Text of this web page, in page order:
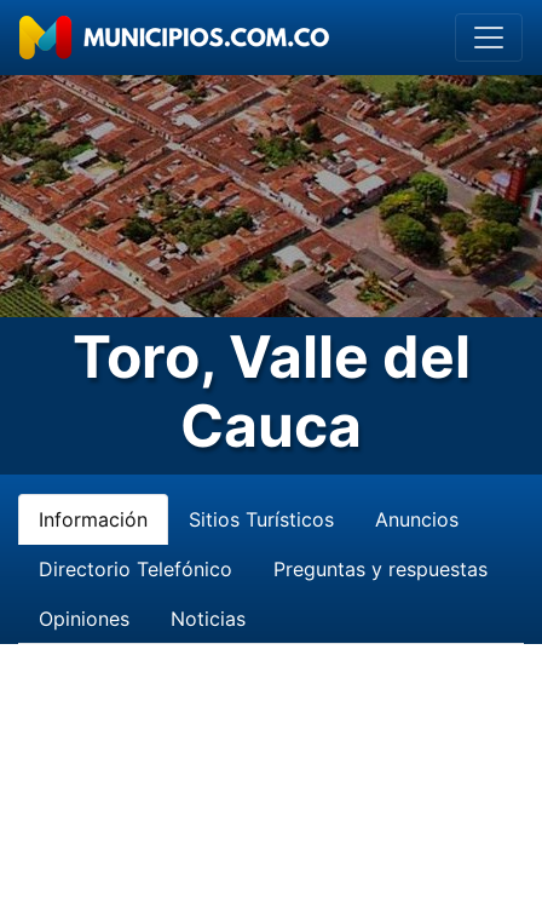
Toro, Valle del
Cauca
Información Sitios Turísticos Anuncios
Directorio Telefónico Preguntas y respuestas
Opiniones Noticias